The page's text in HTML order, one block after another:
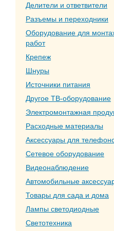
Делители и ответвители
Разъемы и переходники
Оборудование для
работ
Крепеж
Шнуры
Источники питания
Другое ТВ-оборудование
Электромонтажная
Расходные материалы
Аксессуары для
Сетевое оборудование
Видеонаблюдение
Автомобильные
Товары для сада и дома
Лампы светодиодные
Светотехника